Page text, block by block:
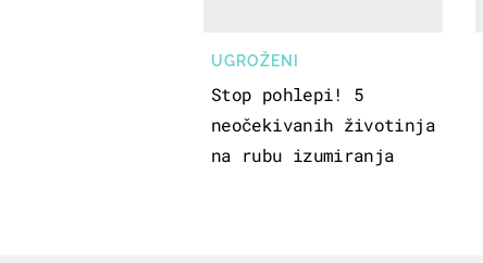
UGROŽENI
Stop pohlepi! 5
neočekivanih životinja
na rubu izumiranja